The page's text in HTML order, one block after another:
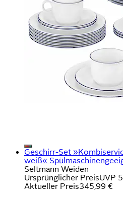
Geschirr-Set
weiß«
Seltmann Weiden
Ursprünglicher PreisUVP
Aktueller Preis345,99 €